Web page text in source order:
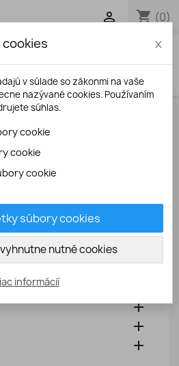
shopping_cart (0)






x
v súlade so zákonmi na vaše
nazývané cookies. Používaním
súhlas.
cookie
cookie
cookie
súbory cookies
nutné cookies
informácií